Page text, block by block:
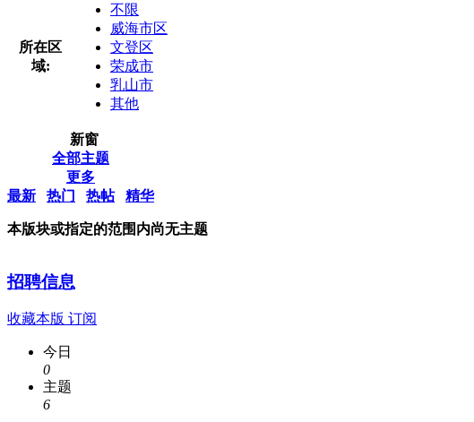
所在区
域:
不限
威海市区
文登区
荣成市
乳山市
其他
新窗
全部主题
更多
最新
热门 热帖 精华
本版块或指定的范围内尚无主题
招聘信息
收藏本版 订阅
今日
0
主题
6